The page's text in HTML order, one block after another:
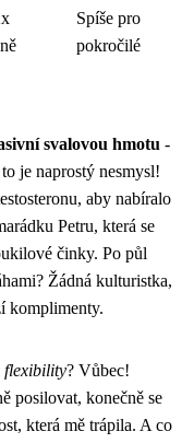
Spíše pro
pokročilé
svalovou hmotu -
je naprostý nesmysl!
aby nabíralo
Petru, která se
činky. Po půl
Žádná kulturistka,
komplimenty.
flexibility? Vůbec!
posilovat, konečně se
která mě trápila. A co